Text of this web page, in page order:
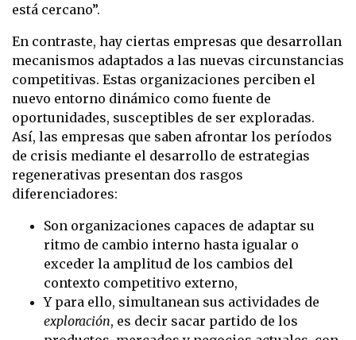
está cercano”.
En contraste, hay ciertas empresas que desarrollan
mecanismos adaptados a las nuevas circunstancias
competitivas. Estas organizaciones perciben el
nuevo entorno dinámico como fuente de
oportunidades, susceptibles de ser exploradas.
Así, las empresas que saben afrontar los períodos
de crisis mediante el desarrollo de estrategias
regenerativas presentan dos rasgos
diferenciadores:
Son organizaciones capaces de adaptar su
ritmo de cambio interno hasta igualar o
exceder la amplitud de los cambios del
contexto competitivo externo,
Y para ello, simultanean sus actividades de
exploración, es decir sacar partido de los